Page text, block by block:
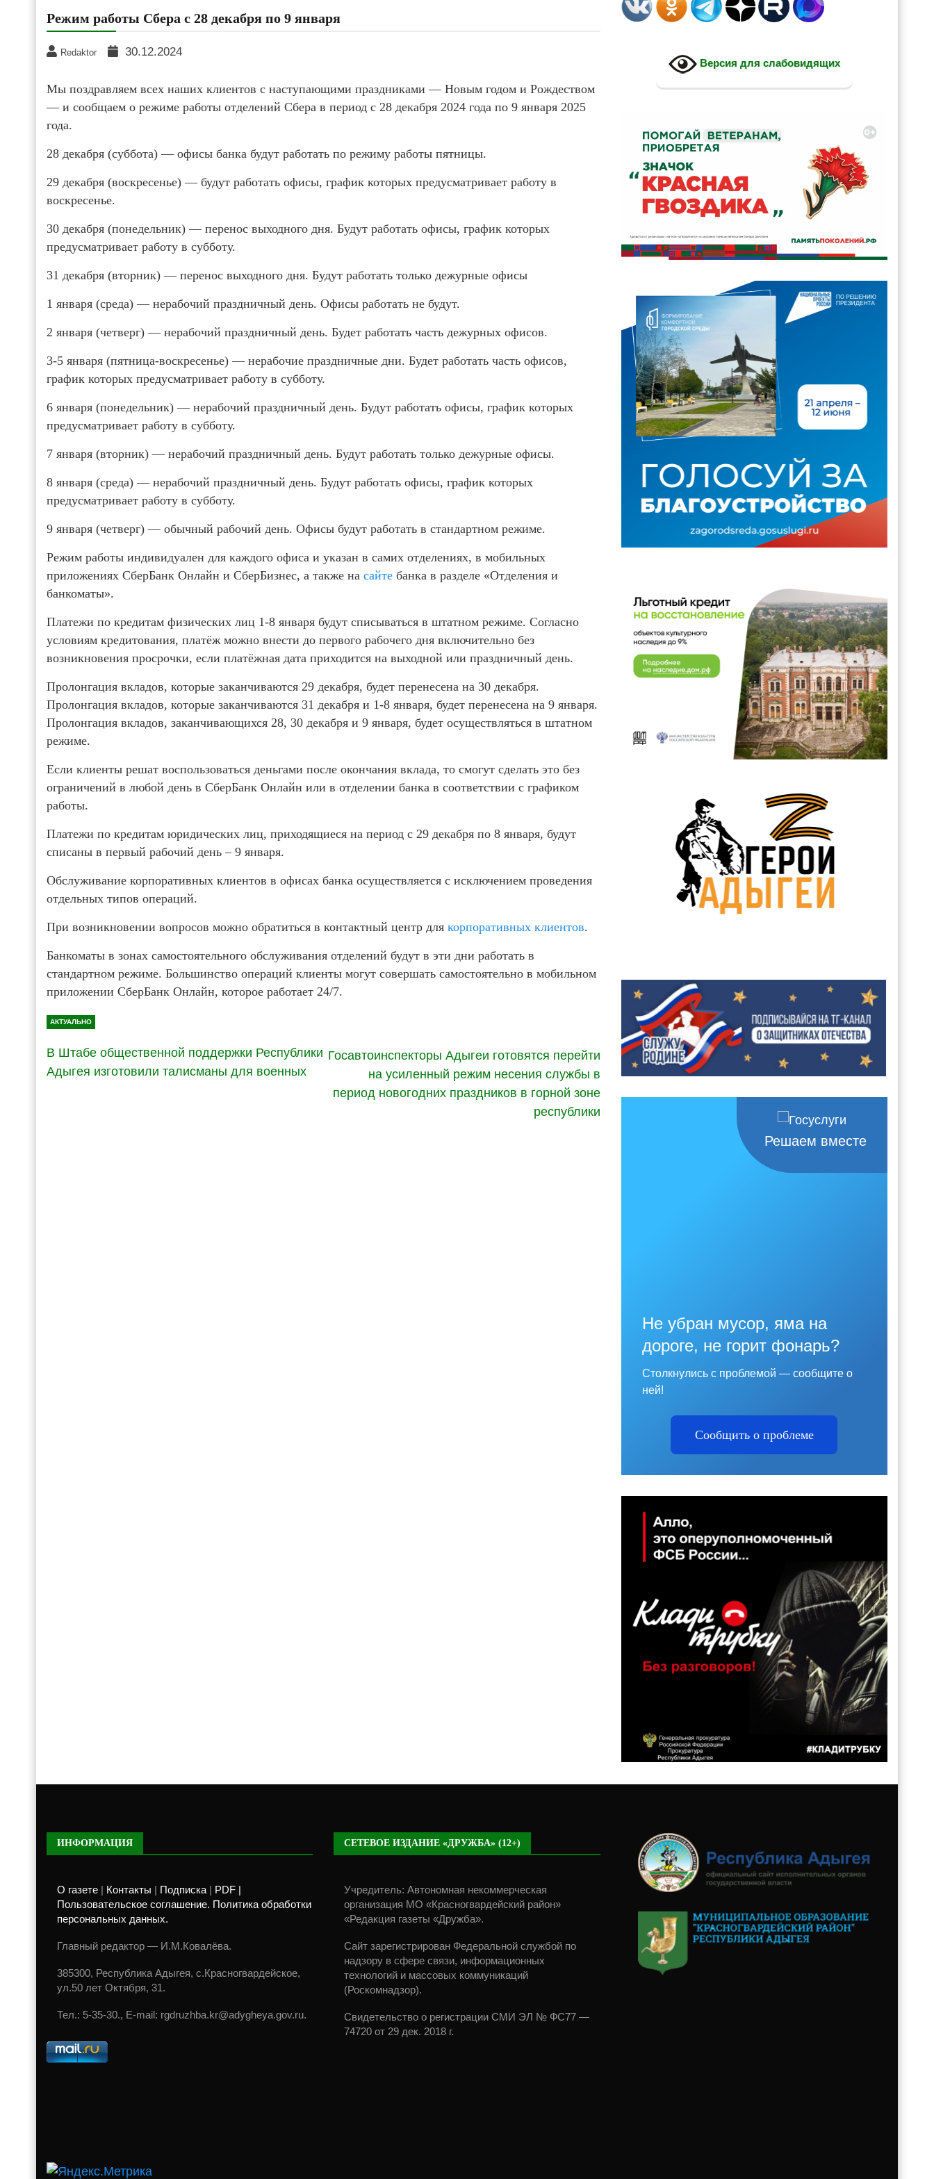
Режим работы Сбера с 28 декабря по 9 января
Redaktor 30.12.2024
Мы поздравляем всех наших клиентов с наступающими праздниками — Новым годом и Рождеством
— и сообщаем о режиме работы отделений Сбера в период с 28 декабря 2024 года по 9 января 2025
года.
28 декабря (суббота) — офисы банка будут работать по режиму работы пятницы.
29 декабря (воскресенье) — будут работать офисы, график которых предусматривает работу в
воскресенье.
30 декабря (понедельник) — перенос выходного дня. Будут работать офисы, график которых
предусматривает работу в субботу.
31 декабря (вторник) — перенос выходного дня. Будут работать только дежурные офисы
1 января (среда) — нерабочий праздничный день. Офисы работать не будут.
2 января (четверг) — нерабочий праздничный день. Будет работать часть дежурных офисов.
3-5 января (пятница-воскресенье) — нерабочие праздничные дни. Будет работать часть офисов,
график которых предусматривает работу в субботу.
6 января (понедельник) — нерабочий праздничный день. Будут работать офисы, график которых
предусматривает работу в субботу.
7 января (вторник) — нерабочий праздничный день. Будут работать только дежурные офисы.
8 января (среда) — нерабочий праздничный день. Будут работать офисы, график которых
предусматривает работу в субботу.
9 января (четверг) — обычный рабочий день. Офисы будут работать в стандартном режиме.
Режим работы индивидуален для каждого офиса и указан в самих отделениях, в мобильных
приложениях СберБанк Онлайн и СберБизнес, а также на сайте банка в разделе «Отделения и
банкоматы».
Платежи по кредитам физических лиц 1-8 января будут списываться в штатном режиме. Согласно
условиям кредитования, платёж можно внести до первого рабочего дня включительно без
возникновения просрочки, если платёжная дата приходится на выходной или праздничный день.
Пролонгация вкладов, которые заканчиваются 29 декабря, будет перенесена на 30 декабря.
Пролонгация вкладов, которые заканчиваются 31 декабря и 1-8 января, будет перенесена на 9 января.
Пролонгация вкладов, заканчивающихся 28, 30 декабря и 9 января, будет осуществляться в штатном
режиме.
Если клиенты решат воспользоваться деньгами после окончания вклада, то смогут сделать это без
ограничений в любой день в СберБанк Онлайн или в отделении банка в соответствии с графиком
работы.
Платежи по кредитам юридических лиц, приходящиеся на период с 29 декабря по 8 января, будут
списаны в первый рабочий день – 9 января.
Обслуживание корпоративных клиентов в офисах банка осуществляется с исключением проведения
отдельных типов операций.
При возникновении вопросов можно обратиться в контактный центр для корпоративных клиентов.
Банкоматы в зонах самостоятельного обслуживания отделений будут в эти дни работать в
стандартном режиме. Большинство операций клиенты могут совершать самостоятельно в мобильном
приложении СберБанк Онлайн, которое работает 24/7.
АКТУАЛЬНО
В Штабе общественной поддержки Республики
Адыгея изготовили талисманы для военных
Госавтоинспекторы Адыгеи готовятся перейти
на усиленный режим несения службы в
период новогодних праздников в горной зоне
республики
Версия для слабовидящих
Решаем вместе
Не убран мусор, яма на
дороге, не горит фонарь?
Столкнулись с проблемой — сообщите о
ней!
Сообщить о проблеме
ИНФОРМАЦИЯ
О газете Контакты Подписка
PDF |
Пользовательское соглашение. Политика обработки
персональных данных.
Главный редактор — И.М.Ковалёва.
385300, Республика Адыгея, с.Красногвардейское,
ул.50 лет Октября, 31.
Тел.: 5-35-30., E-mail: rgdruzhba.kr@adygheya.gov.ru.
СЕТЕВОЕ ИЗДАНИЕ «ДРУЖБА» (12+)
Учредитель: Автономная некоммерческая
организация МО «Красногвардейский район»
«Редакция газеты «Дружба».
Сайт зарегистрирован Федеральной службой по
надзору в сфере связи, информационных
технологий и массовых коммуникаций
(Роскомнадзор).
Свидетельство о регистрации СМИ ЭЛ № ФС77 —
74720 от 29 дек. 2018 г.